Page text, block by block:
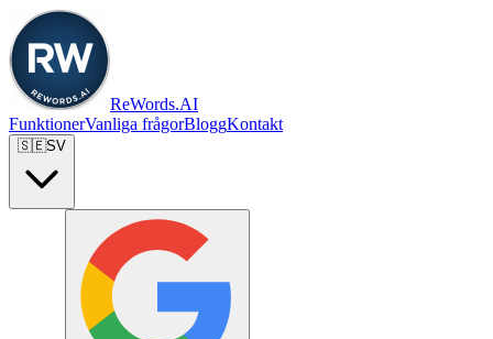
ReWords.AI
FunktionerVanliga frågorBloggKontakt
🇸🇪SV